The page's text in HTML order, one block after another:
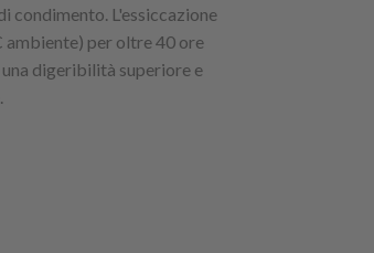
condimento. L'essiccazione
ambiente) per oltre 40 ore
digeribilità superiore e